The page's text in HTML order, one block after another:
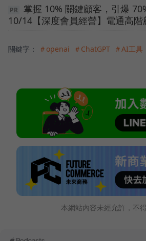
掌握 10% 關鍵顧客，引爆
10/14【深度會員經營】電通高
關鍵字： ＃openai ＃ChatGPT ＃AI工具
本網站內容未經允許，不得